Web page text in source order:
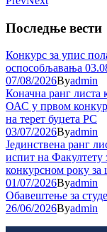
Последње вести
Конкурс за упис
оспособљавања
07/08/2026Byadmin
Коначна ранг листа
ОАС у првом
на терет буџета РС
03/07/2026Byadmin
Јединствена ранг
испит на Факултету
конкурсном року за
01/07/2026Byadmin
Обавештење за
26/06/2026Byadmin